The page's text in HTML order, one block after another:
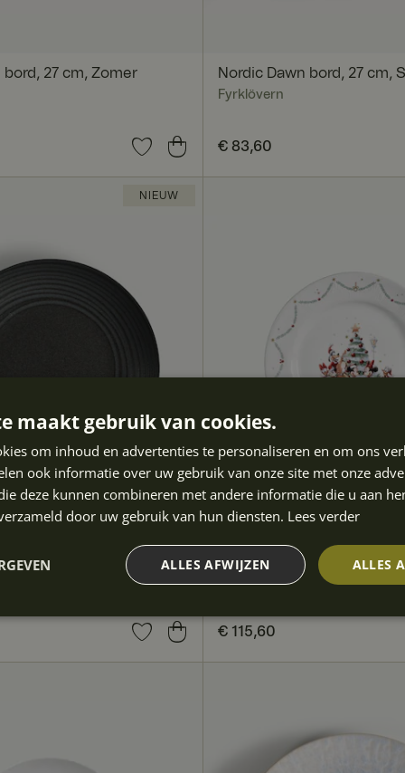
bord, 27 cm, Zomer Nordic Dawn bord, 27 cm,
Fyrklövern
Prijs:€ 83,60
€ 83,60
NIEUW
Disney Kerst bord 27 cm, 4
Prijs:€ 115,60
€ 115,60
maakt gebruik van cookies.
om inhoud en advertenties te personaliseren en om ons
ook informatie over uw gebruik van onze site met onze
deze kunnen combineren met andere informatie die u aan
door uw gebruik van hun diensten. Lees verder
ALLES
ALLES AFWIJZEN